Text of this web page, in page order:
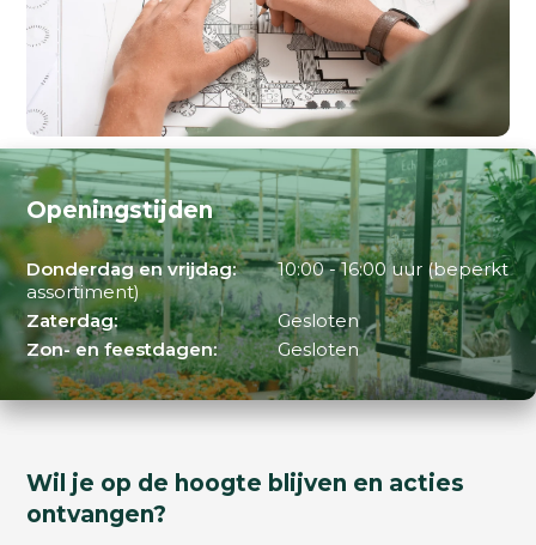
Openingstijden
Donderdag en vrijdag:
10:00 - 16:00 uur (beperkt
assortiment)
Zaterdag:
Gesloten
Zon- en feestdagen:
Gesloten
Wil je op de hoogte blijven en acties
ontvangen?